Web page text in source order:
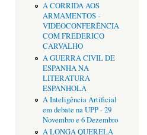
A CORRIDA AOS
ARMAMENTOS -
VIDEOCONFERÊNCIA
COM FREDERICO
CARVALHO
A GUERRA CIVIL DE
ESPANHA NA
LITERATURA
ESPANHOLA
A Inteligência Artificial
em debate na UPP - 29
Novembro e 6 Dezembro
A LONGA QUERELA